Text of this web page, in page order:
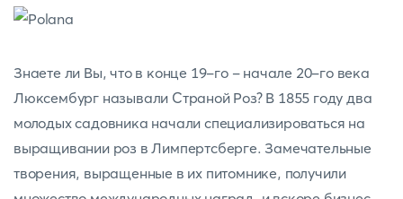
Знаете ли Вы, что в конце 19-го - начале 20-го века
Люксембург называли Страной Роз? В 1855 году два
молодых садовника начали специализироваться на
выращивании роз в Лимпертсберге. Замечательные
творения, выращенные в их питомнике, получили